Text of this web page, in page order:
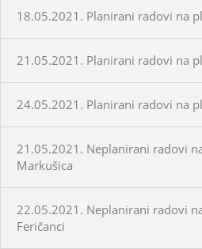
18.05.2021. Planirani radovi na
21.05.2021. Planirani radovi na
24.05.2021. Planirani radovi na
21.05.2021. Neplanirani radovi
Markušica
22.05.2021. Neplanirani radovi
Feričanci